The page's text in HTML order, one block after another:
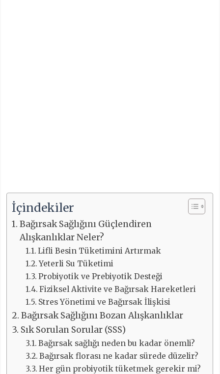
İçindekiler
Bağırsak Sağlığını Güçlendiren
Alışkanlıklar Neler?
Lifli Besin Tüketimini Artırmak
Yeterli Su Tüketimi
Probiyotik ve Prebiyotik Desteği
Fiziksel Aktivite ve Bağırsak Hareketleri
Stres Yönetimi ve Bağırsak İlişkisi
Bağırsak Sağlığını Bozan Alışkanlıklar
Sık Sorulan Sorular (SSS)
Bağırsak sağlığı neden bu kadar önemli?
Bağırsak florası ne kadar sürede düzelir?
Her gün probiyotik tüketmek gerekir mi?